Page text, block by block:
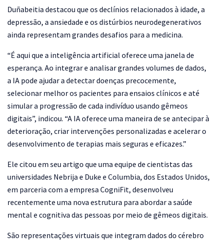
Duñabeitia destacou que os declínios relacionados à idade, a
depressão, a ansiedade e os distúrbios neurodegenerativos
ainda representam grandes desafios para a medicina.
“É aqui que a inteligência artificial oferece uma janela de
esperança. Ao integrar e analisar grandes volumes de dados,
a IA pode ajudar a detectar doenças precocemente,
selecionar melhor os pacientes para ensaios clínicos e até
simular a progressão de cada indivíduo usando gêmeos
digitais”, indicou. “A IA oferece uma maneira de se antecipar à
deterioração, criar intervenções personalizadas e acelerar o
desenvolvimento de terapias mais seguras e eficazes.”
Ele citou em seu artigo que uma equipe de cientistas das
universidades Nebrija e Duke e Columbia, dos Estados Unidos,
em parceria com a empresa CogniFit, desenvolveu
recentemente uma nova estrutura para abordar a saúde
mental e cognitiva das pessoas por meio de gêmeos digitais.
São representações virtuais que integram dados do cérebro